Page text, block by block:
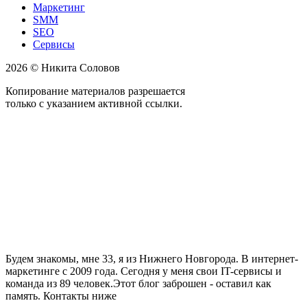
Маркетинг
SMM
SEO
Сервисы
2026 © Никита Соловов
Копирование материалов разрешается
только с указанием активной ссылки.
Будем знакомы, мне 33, я из Нижнего Новгорода. В интернет-
маркетинге с 2009 года. Сегодня у меня свои IT-сервисы и
команда из 89 человек.Этот блог заброшен - оставил как
память. Контакты ниже